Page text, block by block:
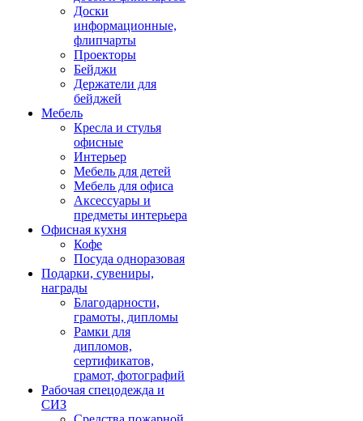
Доски
информационные,
флипчарты
Проекторы
Бейджи
Держатели для
бейджей
Мебель
Кресла и стулья
офисные
Интерьер
Мебель для детей
Мебель для офиса
Аксессуары и
предметы интерьера
Офисная кухня
Кофе
Посуда одноразовая
Подарки, сувениры,
награды
Благодарности,
грамоты, дипломы
Рамки для
дипломов,
сертификатов,
грамот, фотографий
Рабочая спецодежда и
СИЗ